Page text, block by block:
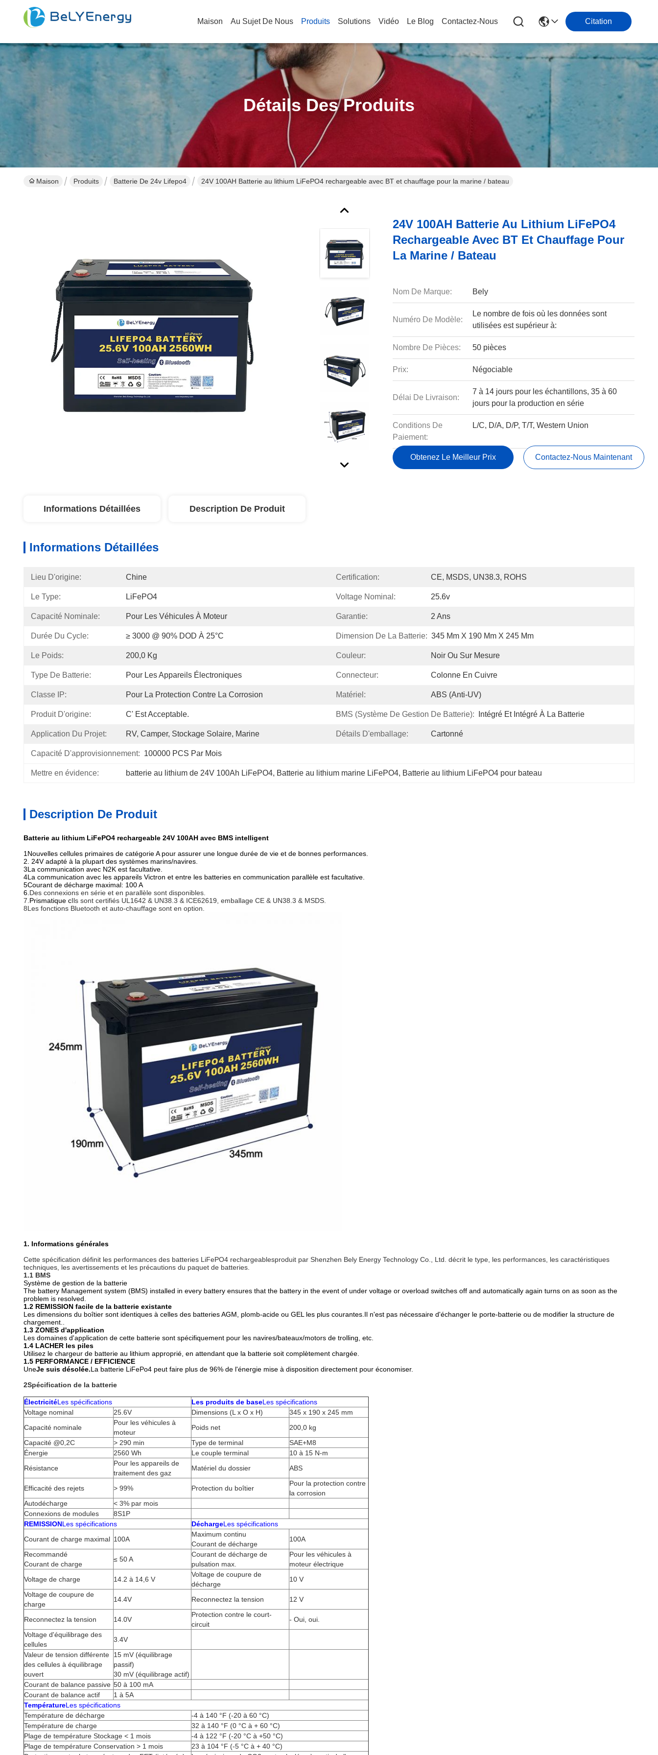
Maison Au Sujet De Nous Produits Solutions Vidéo Le Blog Contactez-Nous Citation
Détails Des Produits
Maison Produits Batterie De 24v Lifepo4 24V 100AH Batterie au lithium LiFePO4 rechargeable avec BT et chauffage pour la marine / bateau
24V 100AH Batterie Au Lithium LiFePO4
Rechargeable Avec BT Et Chauffage Pour
La Marine / Bateau
Nom De Marque: Bely
Numéro De Modèle:
Le nombre de fois où les données sont
utilisées est supérieur à:
Nombre De Pièces: 50 pièces
Prix: Négociable
Délai De Livraison:
7 à 14 jours pour les échantillons, 35 à 60
jours pour la production en série
Conditions De
Paiement:
L/C, D/A, D/P, T/T, Western Union
Obtenez Le Meilleur Prix Contactez-Nous Maintenant
Informations Détaillées Description De Produit
Informations Détaillées
Lieu D'origine: Chine Certification: CE, MSDS, UN38.3, ROHS
Le Type: LiFePO4 Voltage Nominal: 25.6v
Capacité Nominale: Pour Les Véhicules À Moteur Garantie: 2 Ans
Durée Du Cycle: ≥ 3000 @ 90% DOD À 25°C Dimension De La Batterie: 345 Mm X 190 Mm X 245 Mm
Le Poids: 200,0 Kg Couleur: Noir Ou Sur Mesure
Type De Batterie: Pour Les Appareils Électroniques Connecteur: Colonne En Cuivre
Classe IP: Pour La Protection Contre La Corrosion Matériel: ABS (anti-UV)
Produit D'origine: C' Est Acceptable. BMS (système De Gestion De Batterie): Intégré Et Intégré À La Batterie
Application Du Projet: RV, Camper, Stockage Solaire, Marine Détails D'emballage: Cartonné
Capacité D'approvisionnement: 100000 PCS Par Mois
Mettre en évidence: batterie au lithium de 24V 100Ah LiFePO4, Batterie au lithium marine LiFePO4, Batterie au lithium LiFePO4 pour bateau
Description De Produit
Batterie au lithium LiFePO4 rechargeable 24V 100AH avec BMS intelligent
1Nouvelles cellules primaires de catégorie A pour assurer une longue durée de vie et de bonnes performances.
2. 24V adapté à la plupart des systèmes marins/navires.
3La communication avec N2K est facultative.
4La communication avec les appareils Victron et entre les batteries en communication parallèle est facultative.
5Courant de décharge maximal: 100 A
6. Des connexions en série et en parallèle sont disponibles.
7. Prismatique cIls sont certifiés UL1642 & UN38.3 & ICE62619, emballage CE & UN38.3 & MSDS.
8Les fonctions Bluetooth et auto-chauffage sont en option.
1. Informations générales
Cette spécification définit les performances des batteries LiFePO4 rechargeablesproduit par Shenzhen Bely Energy Technology Co., Ltd. décrit le type, les performances, les caractéristiques
techniques, les avertissements et les précautions du paquet de batteries.
1.1 BMS
Système de gestion de la batterie
The battery Management system (BMS) installed in every battery ensures that the battery in the event of under voltage or overload switches off and automatically again turns on as soon as the
problem is resolved.
1.2 REMISSION facile de la batterie existante
Les dimensions du boîtier sont identiques à celles des batteries AGM, plomb-acide ou GEL les plus courantes.Il n'est pas nécessaire d'échanger le porte-batterie ou de modifier la structure de
chargement..
1.3 ZONES d'application
Les domaines d'application de cette batterie sont spécifiquement pour les navires/bateaux/motors de trolling, etc.
1.4 LACHER les piles
Utilisez le chargeur de batterie au lithium approprié, en attendant que la batterie soit complètement chargée.
1.5 PERFORMANCE / EFFICIENCE
UneJe suis désolée.La batterie LiFePo4 peut faire plus de 96% de l'énergie mise à disposition directement pour économiser.
2Spécification de la batterie
ÉlectricitéLes spécifications Les produits de baseLes spécifications
Voltage nominal
25.6V Dimensions (L x O x H)
345 x 190 x 245 mm
Capacité nominale
Pour les véhicules à
moteur
Poids net
200,0 kg
Capacité @0,2C
> 290 min Type de terminal
SAE+M8
Énergie
2560 Wh Le couple terminal
10 à 15 N-m
Résistance
Pour les appareils de
traitement des gaz
Matériel du dossier ABS
Efficacité des rejets > 99% Protection du boîtier
Pour la protection contre
la corrosion
Autodécharge
< 3% par mois
Connexions de modules
8S1P
REMISSIONLes spécifications DéchargeLes spécifications
Courant de charge maximal 100A
Maximum continu
Courant de décharge
100A
Recommandé
Courant de charge
≤ 50 A
Courant de décharge de
pulsation max.
Pour les véhicules à
moteur électrique
Voltage de charge
14.2 à 14,6 V
Voltage de coupure de
décharge
10 V
Voltage de coupure de
charge
14.4V Reconnectez la tension 12 V
Reconnectez la tension 14.0V
Protection contre le court-
circuit
- Oui, oui.
Voltage d'équilibrage des
cellules
3.4V
Valeur de tension différente
des cellules à équilibrage
ouvert
15 mV (équilibrage
passif)
30 mV (équilibrage actif)
Courant de balance passive 50 à 100 mA
Courant de balance actif
1 à 5A
TempératureLes spécifications
Température de décharge
-4 à 140 °F (-20 à 60 °C)
Température de charge
32 à 140 °F (0 °C à + 60 °C)
Plage de température Stockage < 1 mois
-4 à 122 °F (-20 °C à +50 °C)
Plage de température Conservation > 1 mois
23 à 104 °F (-5 °C à + 40 °C)